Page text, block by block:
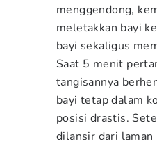
menggendong,
meletakkan bayi
bayi sekaligus
Saat 5 menit
tangisannya
bayi tetap dalam
posisi drastis.
dilansir dari laman